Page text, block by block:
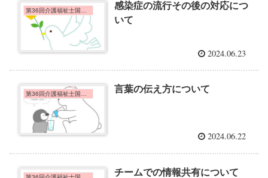
第36回介護福祉士国家試験問題
感染症の流行その後の対応につ
いて
2024.06.23
言葉の伝え方について
2024.06.22
チームでの情報共有について